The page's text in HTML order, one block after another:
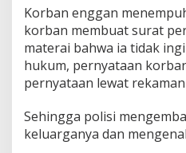
L
a
p
o
r
a
D
a
r
Korban enggan
korban membuat surat
materai bahwa ia tidak
hukum, pernyataan
pernyataan lewat
Sehingga polisi
keluarganya dan